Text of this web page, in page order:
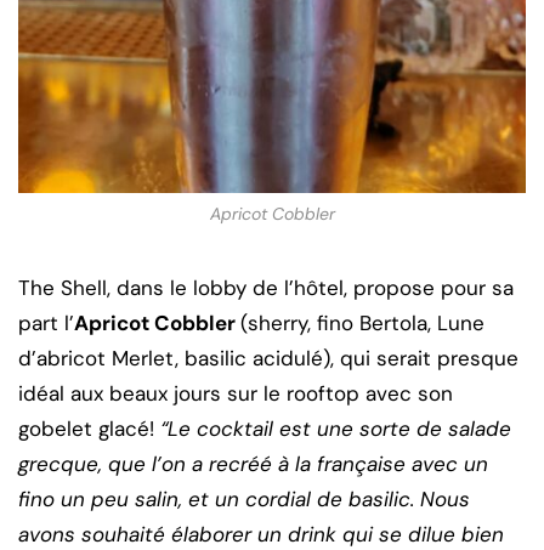
Apricot Cobbler
The Shell, dans le lobby de l’hôtel, propose pour sa
part l’Apricot Cobbler(sherry, fino Bertola, Lune
d’abricot Merlet, basilic acidulé), qui serait presque
idéal aux beaux jours sur le rooftop avec son
gobelet glacé! “Le cocktail est une sorte de salade
grecque, que l’on a recréé à la française avec un
fino un peu salin, et un cordial de basilic. Nous
avons souhaité élaborer un drink qui se dilue bien